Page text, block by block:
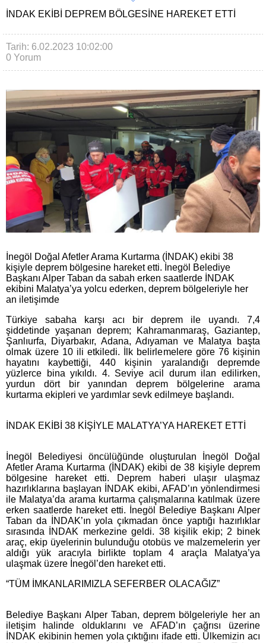
İNDAK EKIBI DEPREM BÖLGESINE HAREKET ETTI
Tarih: 6.02.2023 10:02:00
0 Yorum
İnegöl Doğal Afetler Arama Kurtarma (İNDAK) ekibi 38
kişiyle deprem bölgesine hareket etti. İnegöl Belediye
Başkanı Alper Taban da sabah erken saatlerde İNDAK
ekibini Malatya’ya yolcu ederken, deprem bölgeleriyle her
an iletişimde
Türkiye sabaha karşı acı bir deprem ile uyandı. 7,4
şiddetinde yaşanan deprem; Kahramanmaraş, Gaziantep,
Şanlıurfa, Diyarbakır, Adana, Adıyaman ve Malatya başta
olmak üzere 10 ili etkiledi. İlk belirlemelere göre 76 kişinin
hayatını kaybettiği, 440 kişinin yaralandığı depremde
yüzlerce bina yıkıldı. 4. Seviye acil durum ilan edilirken,
yurdun dört bir yanından deprem bölgelerine arama
kurtarma ekipleri ve yardımlar sevk edilmeye başlandı.
İNDAK EKİBİ 38 KİŞİYLE MALATYA’YA HAREKET ETTİ
İnegöl Belediyesi öncülüğünde oluşturulan İnegöl Doğal
Afetler Arama Kurtarma (İNDAK) ekibi de 38 kişiyle deprem
bölgesine hareket etti. Deprem haberi ulaşır ulaşmaz
hazırlıklarına başlayan İNDAK ekibi, AFAD’ın yönlendirmesi
ile Malatya’da arama kurtarma çalışmalarına katılmak üzere
erken saatlerde hareket etti. İnegöl Belediye Başkanı Alper
Taban da İNDAK’ın yola çıkmadan önce yaptığı hazırlıklar
sırasında İNDAK merkezine geldi. 38 kişilik ekip; 2 binek
araç, ekip üyelerinin bulunduğu otobüs ve malzemelerin yer
aldığı yük aracıyla birlikte toplam 4 araçla Malatya’ya
ulaşmak üzere İnegöl’den hareket etti.
“TÜM İMKANLARIMIZLA SEFERBER OLACAĞIZ”
Belediye Başkanı Alper Taban, deprem bölgeleriyle her an
iletişim halinde olduklarını ve AFAD’ın çağrısı üzerine
İNDAK ekibinin hemen yola çıktığını ifade etti. Ülkemizin acı